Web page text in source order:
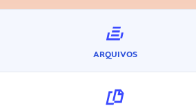
ARQUIVOS